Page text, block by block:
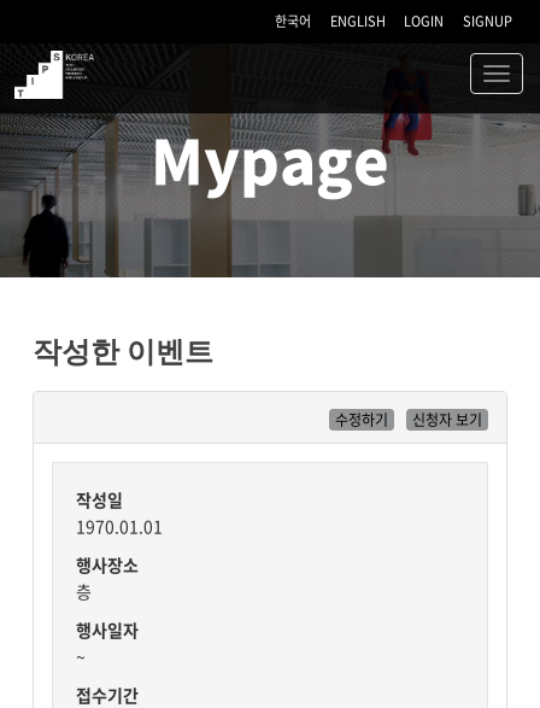
한국어 ENGLISH LOGIN SIGNUP
TIPS
Mypage
작성한 이벤트
수정하기 신청자 보기
작성일
1970.01.01
행사장소
층
행사일자
~
접수기간